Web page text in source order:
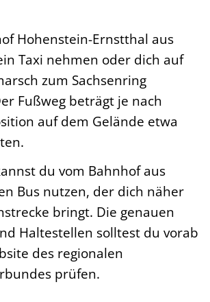
Hohenstein-Ernstthal aus
Taxi nehmen oder dich auf
zum Sachsenring
Fußweg beträgt je nach
auf dem Gelände etwa
du vom Bahnhof aus
Bus nutzen, der dich näher
bringt. Die genauen
Haltestellen solltest du vorab
des regionalen
prüfen.